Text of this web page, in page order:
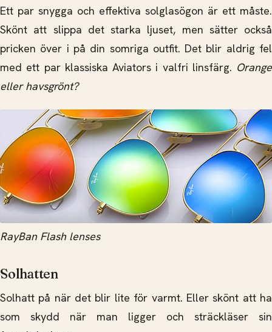
Ett par snygga och effektiva solglasögon är ett måste.
Skönt att slippa det starka ljuset, men sätter också
pricken över i på din somriga outfit. Det blir aldrig fel
med ett par klassiska Aviators i valfri linsfärg. Orange
eller havsgrönt?
RayBan Flash lenses
Solhatten
Solhatt på när det blir lite för varmt. Eller skönt att ha
som skydd när man ligger och sträckläser sin